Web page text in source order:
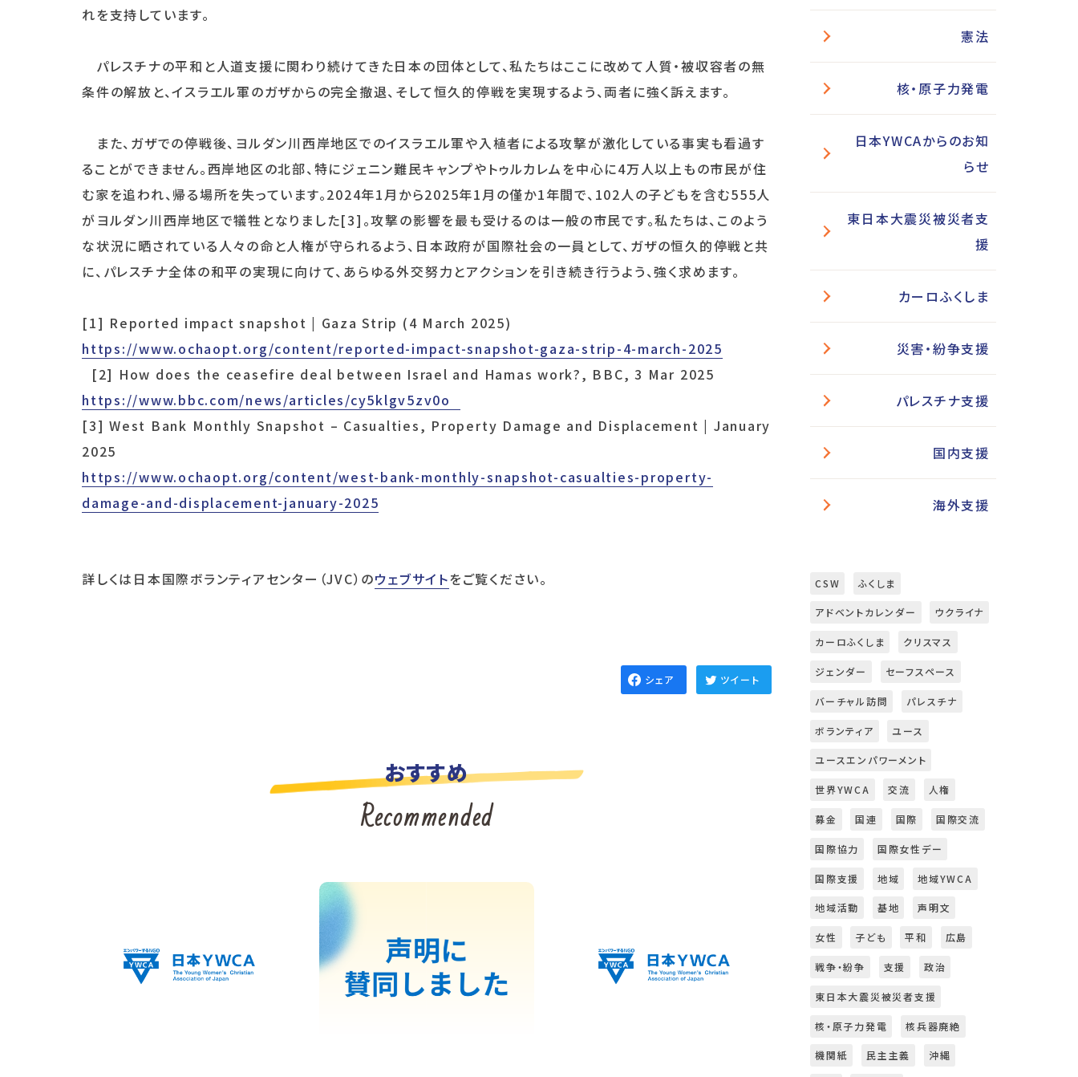
れを支持しています。
パレスチナの平和と人道支援に関わり続けてきた日本の団体として、私たちはここに改めて人質・被収容者の無
条件の解放と、イスラエル軍のガザからの完全撤退、そして恒久的停戦を実現するよう、両者に強く訴えます。
また、ガザでの停戦後、ヨルダン川西岸地区でのイスラエル軍や入植者による攻撃が激化している事実も看過す
ることができません。西岸地区の北部、特にジェニン難民キャンプやトゥルカレムを中心に4万人以上もの市民が住
む家を追われ、帰る場所を失っています。2024年1月から2025年1月の僅か1年間で、102人の子どもを含む555人
がヨルダン川西岸地区で犠牲となりました[3]。攻撃の影響を最も受けるのは一般の市民です。私たちは、このよう
な状況に晒されている人々の命と人権が守られるよう、日本政府が国際社会の一員として、ガザの恒久的停戦と共
に、パレスチナ全体の和平の実現に向けて、あらゆる外交努力とアクションを引き続き行うよう、強く求めます。
[1] Reported impact snapshot | Gaza Strip (4 March 2025)
https://www.ochaopt.org/content/reported-impact-snapshot-gaza-strip-4-march-2025
[2] How does the ceasefire deal between Israel and Hamas work?, BBC, 3 Mar 2025
https://www.bbc.com/news/articles/cy5klgv5zv0o
[3] West Bank Monthly Snapshot – Casualties, Property Damage and Displacement | January
2025
https://www.ochaopt.org/content/west-bank-monthly-snapshot-casualties-property-
damage-and-displacement-january-2025
詳しくは日本国際ボランティアセンター（JVC）のウェブサイトをご覧ください。
シェア ツイート
おすすめ
Recommended
憲法
核・原子力発電
日本YWCAからのお知
らせ
東日本大震災被災者支
援
カーロふくしま
災害・紛争支援
パレスチナ支援
国内支援
海外支援
CSW ふくしま
アドベントカレンダー ウクライナ
カーロふくしま クリスマス
ジェンダー セーフスペース
バーチャル訪問 パレスチナ
ボランティア ユース
ユースエンパワーメント
世界YWCA 交流 人権
募金 国連 国際 国際交流
国際協力 国際女性デー
国際支援 地域 地域YWCA
地域活動 基地 声明文
女性 子ども 平和 広島
戦争・紛争 支援 政治
東日本大震災被災者支援
核・原子力発電 核兵器廃絶
機関紙 民主主義 沖縄